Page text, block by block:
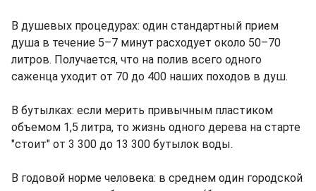
В душевых процедурах: один стандартный прием
душа в течение 5–7 минут расходует около 50–70
литров. Получается, что на полив всего одного
саженца уходит от 70 до 400 наших походов в душ.
В бутылках: если мерить привычным пластиком
объемом 1,5 литра, то жизнь одного дерева на старте
"стоит" от 3 300 до 13 300 бутылок воды.
В годовой норме человека: в среднем один городской